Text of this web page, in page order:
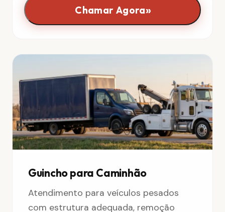
Chamar Agora»
Guincho para Caminhão
Atendimento para veículos pesados
com estrutura adequada, remoção